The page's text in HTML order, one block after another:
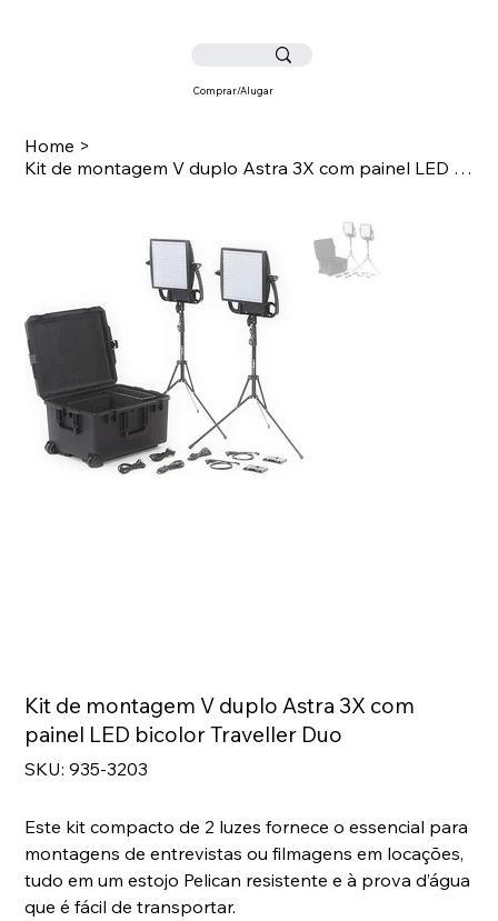
Comprar/Alugar
Home >
Kit de montagem V duplo Astra 3X com painel LED bicolor Traveller Duo
Kit de montagem V duplo Astra 3X com
painel LED bicolor Traveller Duo
SKU: SKU
935-
935-3203
Este kit compacto de 2 luzes fornece o essencial para
montagens de entrevistas ou filmagens em locações,
tudo em um estojo Pelican resistente e à prova d’água
que é fácil de transportar.